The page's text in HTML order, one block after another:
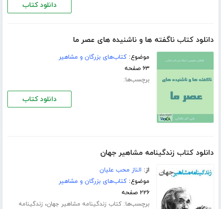
دانلود کتاب
دانلود کتاب ناگفته ها و ناشنیده های عصر ما
موضوع:کتاب‌های بزرگان و مشاهیر
۶۳ صفحه
برچسب‌ها:
دانلود کتاب
دانلود کتاب زندگینامه مشاهیر جهان
از: الناز محب علیان
موضوع:کتاب‌های بزرگان و مشاهیر
۲۲۶ صفحه
برچسب‌ها:کتاب زندگینامه مشاهیر جهان، زندگینامه